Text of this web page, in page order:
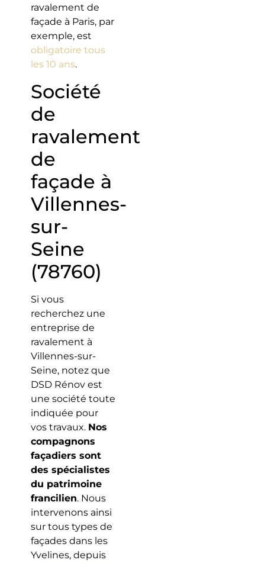
ravalement de
façade à Paris, par
exemple, est
obligatoire tous
les 10 ans.
Société
de
ravalement
de
façade à
Villennes-
sur-
Seine
(78760)
Si vous
recherchez une
entreprise de
ravalement à
Villennes-sur-
Seine, notez que
DSD Rénov est
une société toute
indiquée pour
vos travaux. Nos
compagnons
façadiers sont
des spécialistes
du patrimoine
francilien. Nous
intervenons ainsi
sur tous types de
façades dans les
Yvelines, depuis